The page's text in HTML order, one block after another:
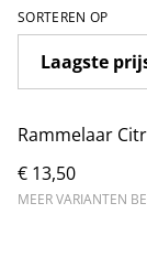
SORTEREN OP
Rammelaar
€ 13,50
MEER VARIANTEN